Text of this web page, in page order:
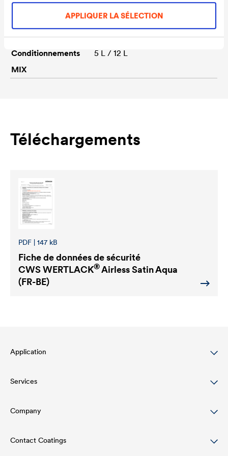
APPLIQUER LA SÉLECTION
Conditionnements
Ready
5 L / 12 L
Conditionnements
MIX
5 L / 12 L
Téléchargements
PDF | 147 kB
Fiche de données de sécurité
CWS WERTLACK®Airless Satin Aqua
(FR-BE)
Application
Wood varnish
Agriculture
Automotive
Services
Téléchargements
References
Company
Structure de l'entreprise
Contact Coatings